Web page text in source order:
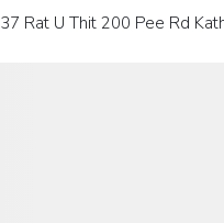
37 Rat U Thit 200 Pee Rd